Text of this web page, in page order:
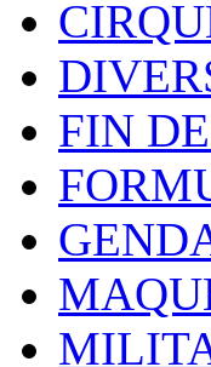
FIN